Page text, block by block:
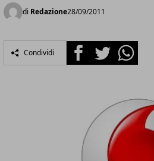
di Redazione28/09/2011
Condividi FacebookTwitterWhatsapp